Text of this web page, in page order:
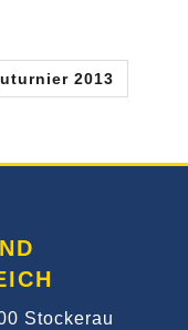
2013
Stockerau